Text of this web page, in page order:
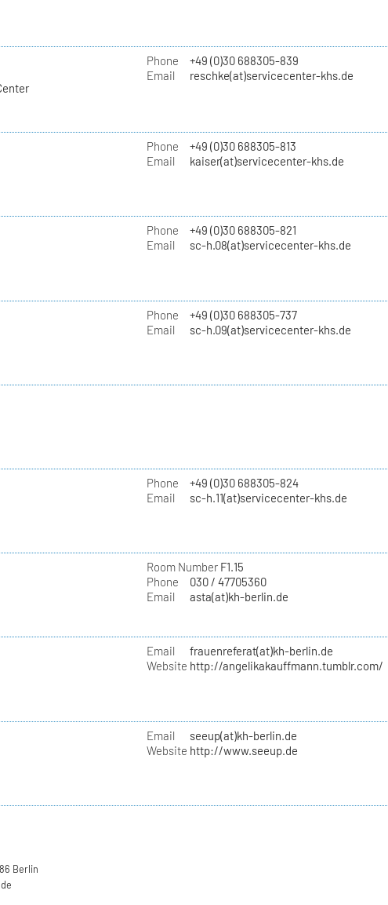
Phone
+49 (0)30 688305-839
Email
reschke(at)servicecenter-khs.de
Phone
+49 (0)30 688305-813
Email
kaiser(at)servicecenter-khs.de
Phone
+49 (0)30 688305-821
Email
sc-h.08(at)servicecenter-khs.de
Phone
+49 (0)30 688305-737
Email
sc-h.09(at)servicecenter-khs.de
Phone
+49 (0)30 688305-824
Email
sc-h.11(at)servicecenter-khs.de
Room NumberF1.15
Phone
030 / 47705360
Email
asta(at)kh-berlin.de
Email
frauenreferat(at)kh-berlin.de
Website http://angelikakauffmann.tumblr.com/
Email
seeup(at)kh-berlin.de
Website http://www.seeup.de
Berlin